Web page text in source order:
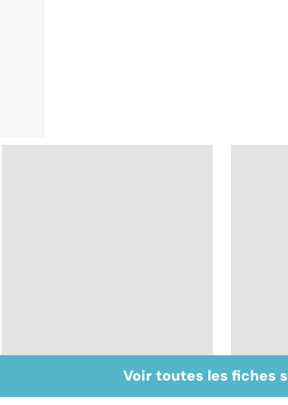
BPCO, la bronchite du
Les
Voir toutes les fiches